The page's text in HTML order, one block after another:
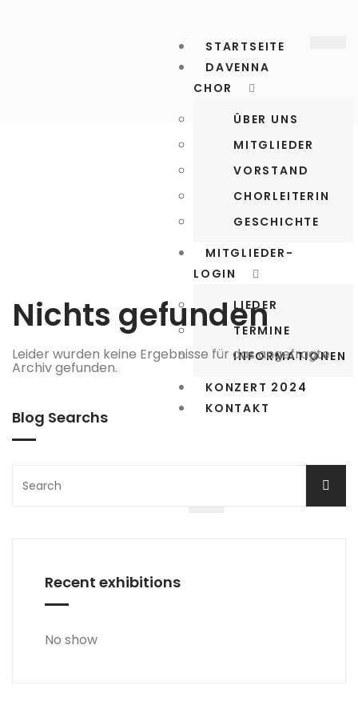
STARTSEITE
DAVENNA
CHOR
ÜBER UNS
MITGLIEDER
VORSTAND
CHORLEITERIN
GESCHICHTE
MITGLIEDER-
LOGIN
LIEDER
TERMINE
INFORMATIONEN
KONZERT 2024
KONTAKT
Nichts gefunden
Leider wurden keine Ergebnisse für das angefragte
Archiv gefunden.
Blog Searchs
Recent exhibitions
No show